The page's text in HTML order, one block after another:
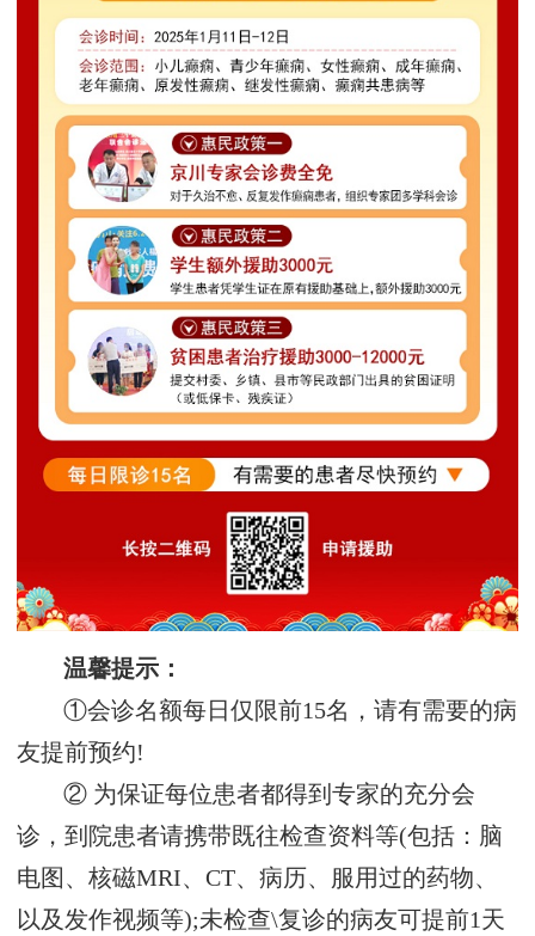
温馨提示：
①会诊名额每日仅限前15名，请有需要的病
友提前预约!
② 为保证每位患者都得到专家的充分会
诊，到院患者请携带既往检查资料等(包括：脑
电图、核磁MRI、CT、病历、服用过的药物、
以及发作视频等);未检查\复诊的病友可提前1天